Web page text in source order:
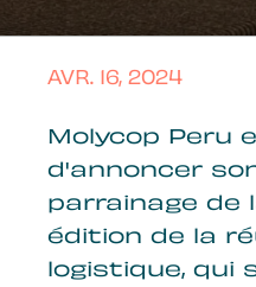
AVR. 16, 2024
Molycop Peru
d'annoncer
parrainage de
édition de la
logistique, qui